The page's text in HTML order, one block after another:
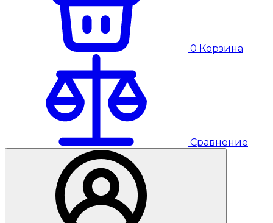
0 Корзина
Сравнение